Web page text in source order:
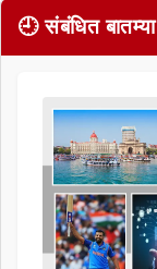
🕘 संबंधित बातम्या